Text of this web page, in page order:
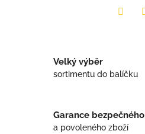
Velký výběr
sortimentu do balíčku
Garance bezpečného
a povoleného zboží